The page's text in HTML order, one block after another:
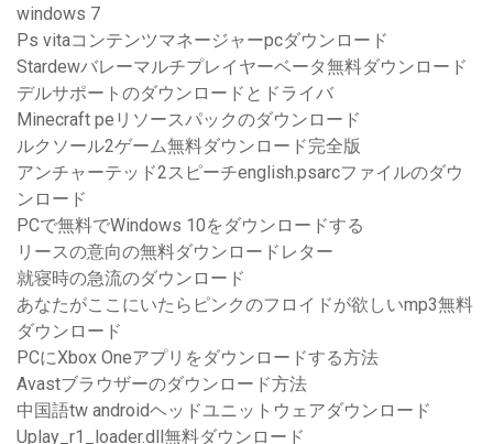
windows 7
Ps vitaコンテンツマネージャーpcダウンロード
Stardewバレーマルチプレイヤーベータ無料ダウンロード
デルサポートのダウンロードとドライバ
Minecraft peリソースパックのダウンロード
ルクソール2ゲーム無料ダウンロード完全版
アンチャーテッド2スピーチenglish.psarcファイルのダウ
ンロード
PCで無料でWindows 10をダウンロードする
リースの意向の無料ダウンロードレター
就寝時の急流のダウンロード
あなたがここにいたらピンクのフロイドが欲しいmp3無料
ダウンロード
PCにXbox Oneアプリをダウンロードする方法
Avastブラウザーのダウンロード方法
中国語tw androidヘッドユニットウェアダウンロード
Uplay_r1_loader.dll無料ダウンロード